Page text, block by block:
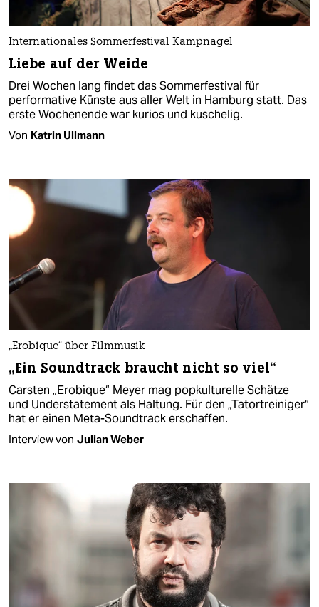
Internationales Sommerfestival Kampnagel
Liebe auf der Weide
Drei Wochen lang findet das Sommerfestival für
performative Künste aus aller Welt in Hamburg statt. Das
erste Wochenende war kurios und kuschelig.
Von Katrin Ullmann
„Erobique“ über Filmmusik
„Ein Soundtrack braucht nicht so viel“
Carsten „Erobique“ Meyer mag popkulturelle Schätze
und Understatement als Haltung. Für den „Tatortreiniger“
hat er einen Meta-Soundtrack erschaffen.
Interview von Julian Weber